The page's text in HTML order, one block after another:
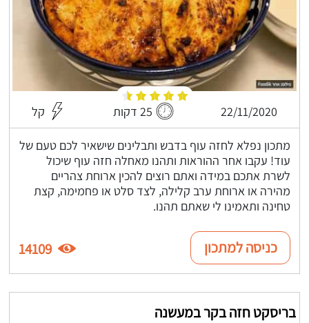
22/11/2020 25 דקות קל
מתכון נפלא לחזה עוף בדבש ותבלינים שישאיר לכם טעם של
עוד! עקבו אחר ההוראות ותהנו מאחלה חזה עוף שיכול
לשרת אתכם במידה ואתם רוצים להכין ארוחת צהריים
מהירה או ארוחת ערב קלילה, לצד סלט או פחמימה, קצת
טחינה ותאמינו לי שאתם תהנו.
כניסה למתכון 14109
בריסקט חזה בקר במעשנה